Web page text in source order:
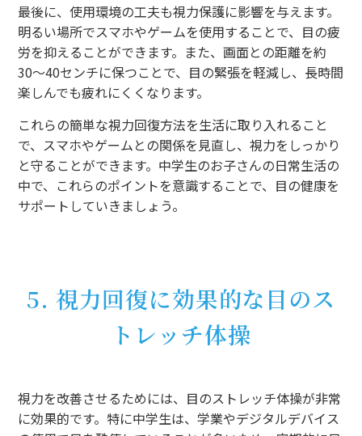
最後に、使用環境の工夫も視力保護に影響を与えます。
明るい場所でスマホやゲームを使用することで、目の疲
労を抑えることができます。また、画面との距離を約
30〜40センチに保つことで、目の緊張を軽減し、長時間
楽しんでも疲れにくくなります。
これらの簡単な視力回復方法を生活に取り入れること
で、スマホやゲームとの関係を見直し、視力をしっかり
と守ることができます。中学生のお子さんの日常生活の
中で、これらのポイントを意識することで、目の健康を
サポートしていきましょう。
5. 視力回復に効果的な目のス
トレッチ体操
視力を改善させるためには、目のストレッチ体操が非常
に効果的です。特に中学生は、学業やデジタルデバイス